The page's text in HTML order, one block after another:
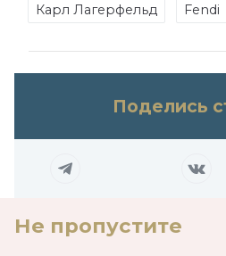
Карл Лагерфельд Fendi
Поделись
Не пропустите